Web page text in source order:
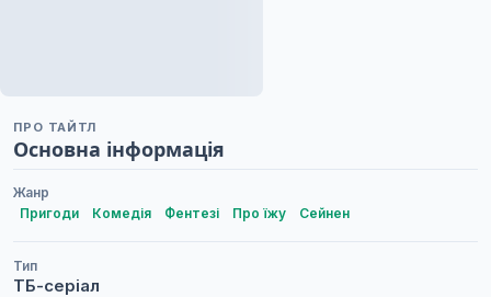
ПРО ТАЙТЛ
Основна інформація
Жанр
Пригоди
Комедія Фентезі Про їжу Сейнен
Тип
ТБ-серіал